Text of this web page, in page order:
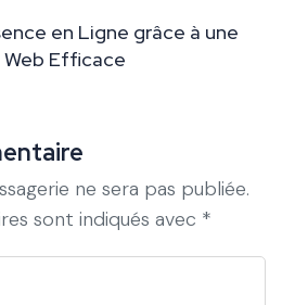
en Ligne grâce à une
Efficace
ne sera pas publiée.
sont indiqués avec *